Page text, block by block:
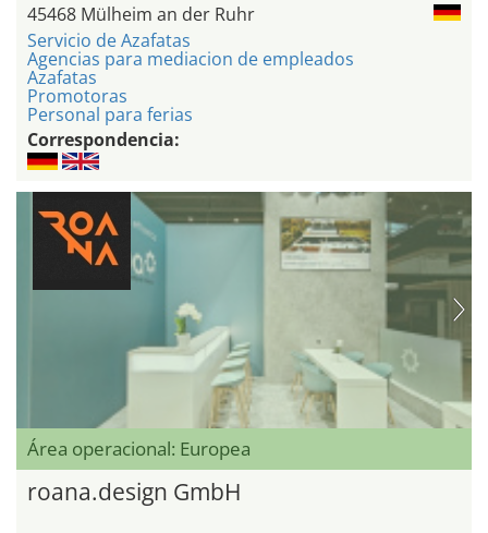
45468 Mülheim an der Ruhr
Servicio de Azafatas
Agencias para mediacion de empleados
Azafatas
Promotoras
Personal para ferias
Correspondencia:
Área operacional: Europea
roana.design GmbH